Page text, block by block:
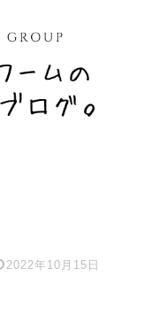
2022年10月15日